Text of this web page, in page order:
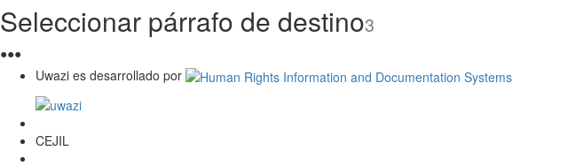
Seleccionar párrafo de destino3
●●●
Uwazi es desarrollado por
CEJIL